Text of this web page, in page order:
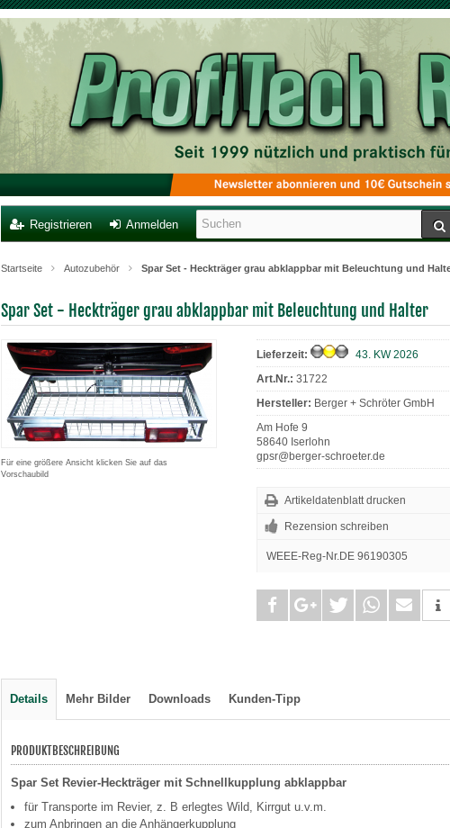
Registrieren Anmelden
Startseite Autozubehör Spar Set - Heckträger grau abklappbar mit Beleuchtung und
Spar Set - Heckträger grau abklappbar mit Beleuchtung und Halter
Für eine größere Ansicht klicken Sie auf das
Vorschaubild
Lieferzeit:
43. KW 2026
Art.Nr.: 31722
Hersteller: Berger + Schröter GmbH
Am Hofe 9
58640 Iserlohn
gpsr@berger-schroeter.de
Artikeldatenblatt drucken
Rezension schreiben
WEEE-Reg-Nr.DE 96190305
Details Mehr Bilder Downloads Kunden-Tipp
PRODUKTBESCHREIBUNG
Spar Set Revier-Heckträger mit Schnellkupplung abklappbar
für Transporte im Revier, z. B erlegtes Wild, Kirrgut u.v.m.
zum Anbringen an die Anhängerkupplung